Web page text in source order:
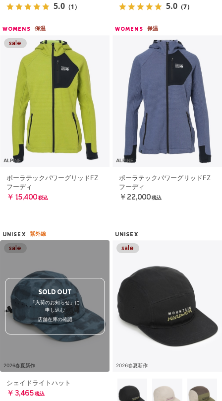
5.0 （1） 5.0 （7）
WOMENS 保温
ALPINE
ポーラテックパワーグリッドFZ
フーディ
￥15,400 税込
WOMENS 保温
ALPINE
ポーラテックパワーグリッドFZ
フーディ
￥22,000 税込
UNISEX 紫外線
2026春夏新作
SOLD OUT
「入荷のお知らせ」に
申し込む
店舗在庫の確認
シェイドライトハット
￥3,465 税込
UNISEX
2026春夏新作